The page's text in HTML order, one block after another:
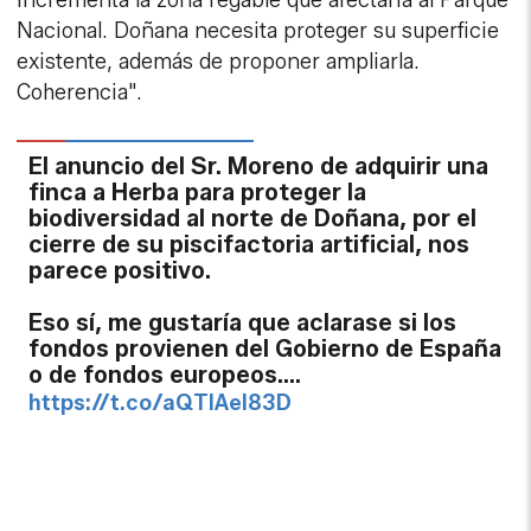
Nacional. Doñana necesita proteger su superficie
existente, además de proponer ampliarla.
Coherencia".
El anuncio del Sr. Moreno de adquirir una
finca a Herba para proteger la
biodiversidad al norte de Doñana, por el
cierre de su piscifactoria artificial, nos
parece positivo.
Eso sí, me gustaría que aclarase si los
fondos provienen del Gobierno de España
o de fondos europeos.…
https://t.co/aQTIAeI83D